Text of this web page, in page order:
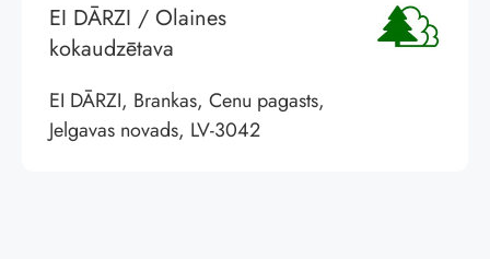
EI DĀRZI / Olaines
kokaudzētava
EI DĀRZI, Brankas, Cenu pagasts,
Jelgavas novads, LV-3042